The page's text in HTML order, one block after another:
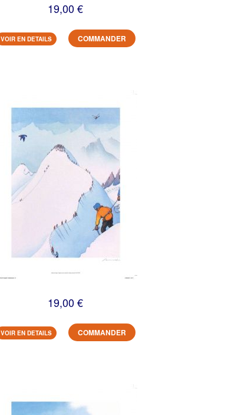
19,00 €
VOIR EN DETAILS COMMANDER
19,00 €
VOIR EN DETAILS COMMANDER